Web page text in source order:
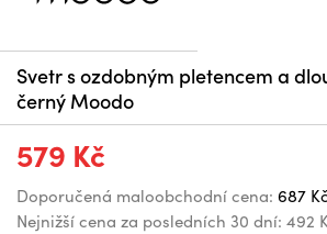
Svetr s ozdobným pletencem a
černý Moodo
579 Kč
Doporučená maloobchodní cena: 687 Kč
Nejnižší cena za posledních 30 dní: 492